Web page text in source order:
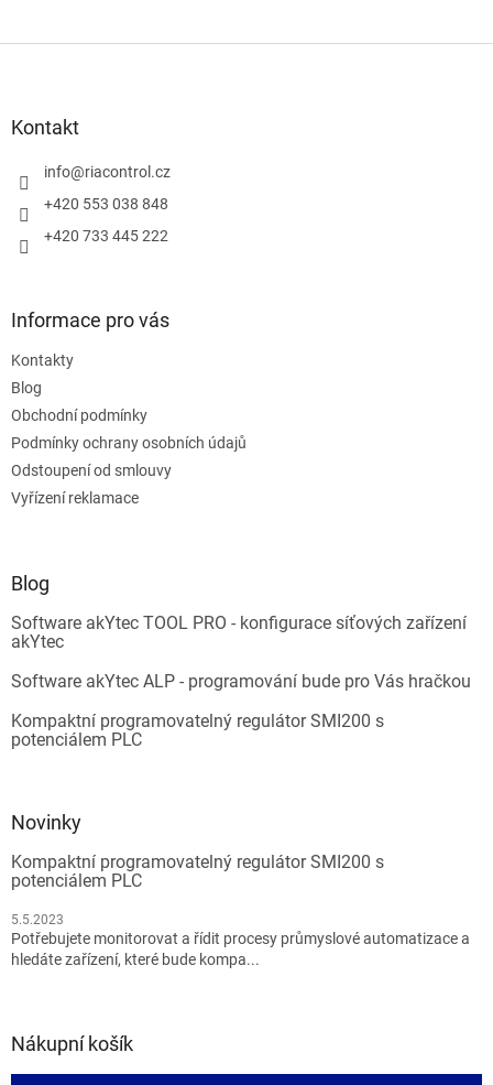
Kontakt
info@riacontrol.cz
+420 553 038 848
+420 733 445 222
Informace pro vás
Kontakty
Blog
Obchodní podmínky
Podmínky ochrany osobních údajů
Odstoupení od smlouvy
Vyřízení reklamace
Blog
Software akYtec TOOL PRO - konfigurace síťových zařízení
akYtec
Software akYtec ALP - programování bude pro Vás hračkou
Kompaktní programovatelný regulátor SMI200 s
potenciálem PLC
Novinky
Kompaktní programovatelný regulátor SMI200 s
potenciálem PLC
5.5.2023
Potřebujete monitorovat a řídit procesy průmyslové automatizace a
hledáte zařízení, které bude kompa...
Nákupní košík